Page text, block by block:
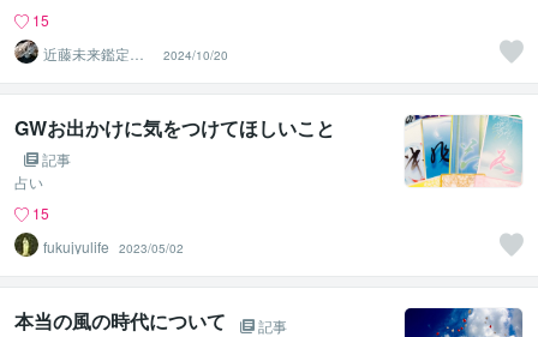
15
近藤未来鑑定
近藤 光 【移転
済】
2024/10/20
GWお出かけに気をつけてほしいこと
記事
占い
15
fukujyulife
2023/05/02
本当の風の時代について
記事